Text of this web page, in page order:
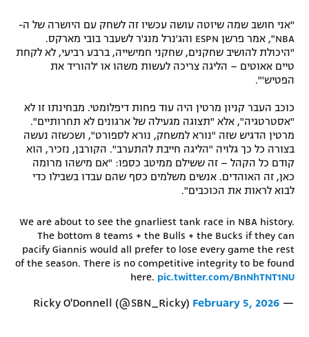
"אני חושב שמה שיוטה עושה עכשיו זה לשחק עם היושרה של ה-
NBA", אמר פרשן ESPN והג'נרל מנג'ר לשעבר בובי מארקס.
"היכולת להושיב שחקנים, שחקני חמישייה, ברבע רביעי, לא לקחת
טיים אאוטים – הליגה צריכה לעשות משהו או 'להוריד את
הפטיש'".
כוכב העבר קניון מרטין היה עוד פחות דיפלומטי. מבחינתו זו לא
"אסטרטגיה", אלא "תצוגה מגעילה של ארגונים לא תחרותיים".
מרטין הדגיש שזה "נורא למשחק, נורא לספורט", ושכשזה נעשה
בצורה כל כך גלויה "הליגה חייבת להתערב". הקורבן, נזכיר, הוא
קודם כל הקהל – זה ששילם ממיטב כספו: "אם מישהו מרומה
כאן, זה האוהדים. אנשים משלמים כסף שהם עבדו בשבילו כדי
לבוא לראות את הכוכבים".
We are about to see the gnarliest tank race in NBA history.
The bottom 8 teams + the Bulls + the Bucks if they can
pacify Giannis would all prefer to lose every game the rest
of the season. There is no competitive integrity to be found
here. pic.twitter.com/BnNhTNT1NU
— Ricky O'Donnell (@SBN_Ricky)
February 5, 2026